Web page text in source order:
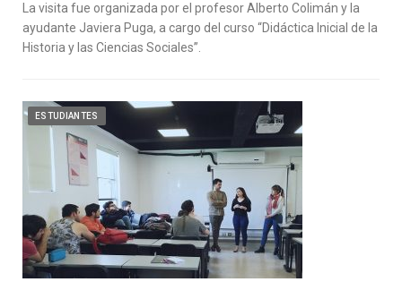
La visita fue organizada por el profesor Alberto Colimán y la
ayudante Javiera Puga, a cargo del curso “Didáctica Inicial de la
Historia y las Ciencias Sociales”.
ESTUDIANTES